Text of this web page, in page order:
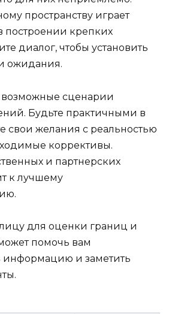
пространству играет
построении крепких
диалог, чтобы установить
ожидания.
возможные сценарии
Будьте практичными в
свои желания с реальностью
коррективы.
и партнерских
к лучшему
для оценки границ и
помочь вам
информацию и заметить